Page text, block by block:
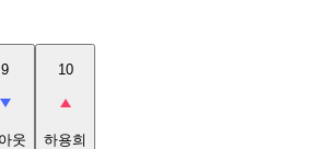
9
웃
10
하용희